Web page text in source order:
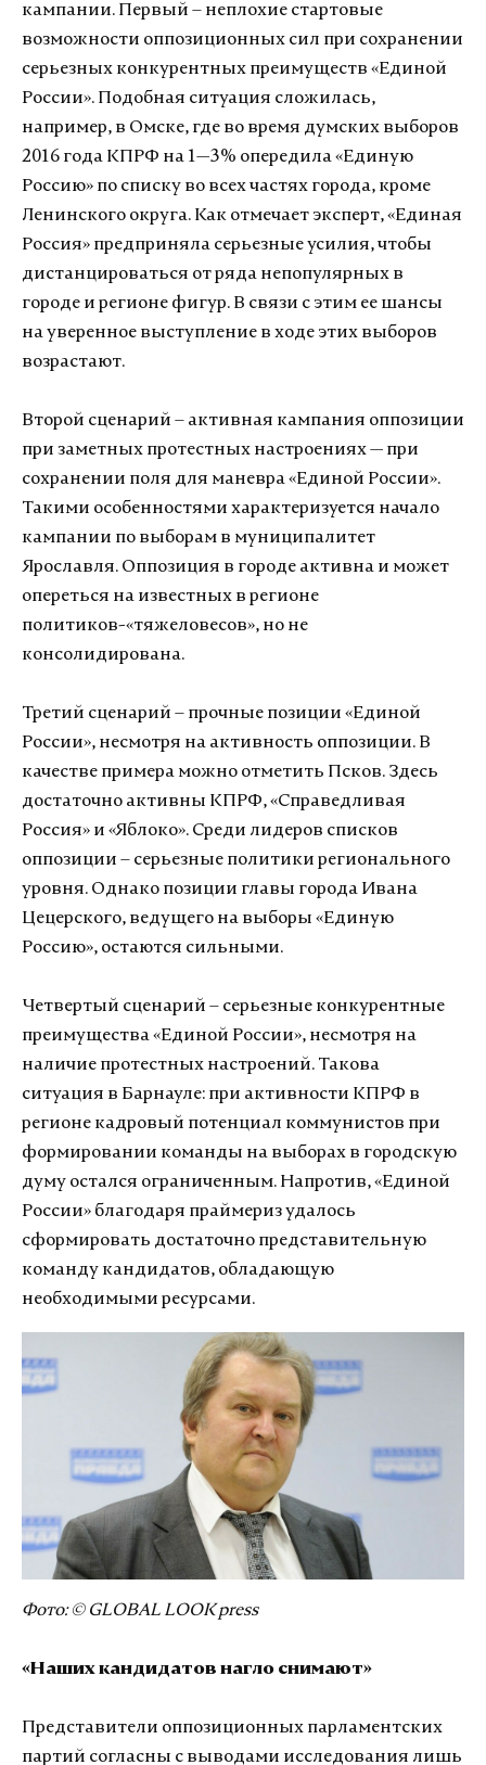
кампании. Первый – неплохие стартовые
возможности оппозиционных сил при сохранении
серьезных конкурентных преимуществ «Единой
России». Подобная ситуация сложилась,
например, в Омске, где во время думских выборов
2016 года КПРФ на 1—3% опередила «Единую
Россию» по списку во всех частях города, кроме
Ленинского округа. Как отмечает эксперт, «Единая
Россия» предприняла серьезные усилия, чтобы
дистанцироваться от ряда непопулярных в
городе и регионе фигур. В связи с этим ее шансы
на уверенное выступление в ходе этих выборов
возрастают.
Второй сценарий – активная кампания оппозиции
при заметных протестных настроениях — при
сохранении поля для маневра «Единой России».
Такими особенностями характеризуется начало
кампании по выборам в муниципалитет
Ярославля. Оппозиция в городе активна и может
опереться на известных в регионе
политиков-«тяжеловесов», но не
консолидирована.
Третий сценарий – прочные позиции «Единой
России», несмотря на активность оппозиции. В
качестве примера можно отметить Псков. Здесь
достаточно активны КПРФ, «Справедливая
Россия» и «Яблоко». Среди лидеров списков
оппозиции – серьезные политики регионального
уровня. Однако позиции главы города Ивана
Цецерского, ведущего на выборы «Единую
Россию», остаются сильными.
Четвертый сценарий – серьезные конкурентные
преимущества «Единой России», несмотря на
наличие протестных настроений. Такова
ситуация в Барнауле: при активности КПРФ в
регионе кадровый потенциал коммунистов при
формировании команды на выборах в городскую
думу остался ограниченным. Напротив, «Единой
России» благодаря праймериз удалось
сформировать достаточно представительную
команду кандидатов, обладающую
необходимыми ресурсами.
Фото: © GLOBAL LOOK press
«Наших кандидатов нагло снимают»
Представители оппозиционных парламентских
партий согласны с выводами исследования лишь